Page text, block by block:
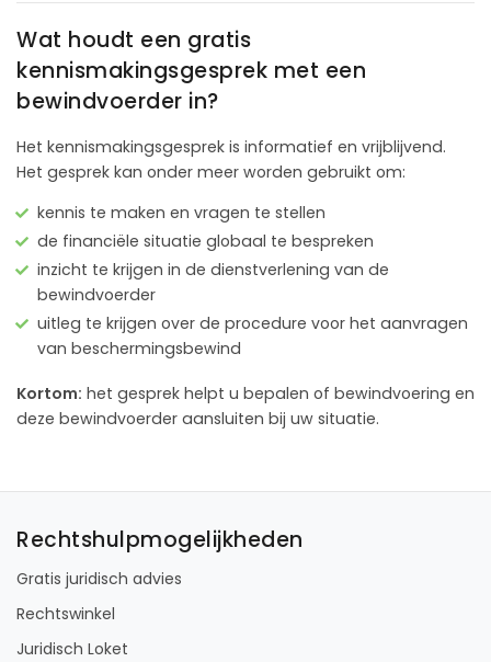
Wat houdt een gratis
kennismakingsgesprek met een
bewindvoerder in?
Het kennismakingsgesprek is informatief en vrijblijvend.
Het gesprek kan onder meer worden gebruikt om:
kennis te maken en vragen te stellen
de financiële situatie globaal te bespreken
inzicht te krijgen in de dienstverlening van de
bewindvoerder
uitleg te krijgen over de procedure voor het aanvragen
van beschermingsbewind
Kortom: het gesprek helpt u bepalen of bewindvoering en
deze bewindvoerder aansluiten bij uw situatie.
Rechtshulpmogelijkheden
Gratis juridisch advies
Rechtswinkel
Juridisch Loket